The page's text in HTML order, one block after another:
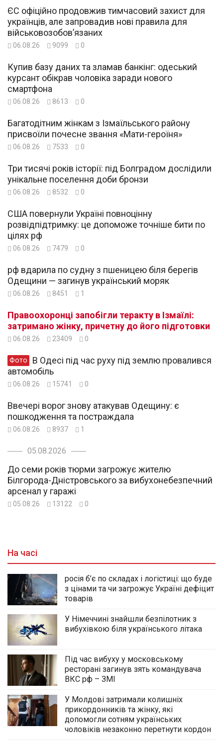
ЄС офіційно продовжив тимчасовий захист для
українців, але запровадив нові правила для
військовозобов’язаних
06.08.26 9099 0
Купив базу даних та зламав банкінг: одеський
курсант обікрав чоловіка заради нового
смартфона
06.08.26 8613 0
Багатодітним жінкам з Ізмаїльського району
присвоїли почесне звання «Мати-героїня»
06.08.26 7533 0
Три тисячі років історії: під Болградом дослідили
унікальне поселення доби бронзи
06.08.26 8532 0
США повернули Україні повноцінну
розвідпідтримку: це допоможе точніше бити по
цілях рф
06.08.26 7479 0
рф вдарила по судну з пшеницею біля берегів
Одещини — загинув український моряк
06.08.26 8451 1
Правоохоронці запобігли теракту в Ізмаїлі:
затримано жінку, причетну до його підготовки
06.08.26 23409 0
Фото
автомобіль
06.08.26 15741 0
Ввечері ворог знову атакував Одещину: є
пошкодження та постраждала
06.08.26 8937 1
05.08.2026
До семи років тюрми загрожує жителю
Білгорода-Дністровського за вибухонебезпечний
арсенал у гаражі
05.08.26 13122 0
На часі
росія б’є по складах і логістиці: що буде
з цінами та чи загрожує Україні дефіцит
товарів
У Німеччині знайшли безпілотник з
вибухівкою біля українського літака
Під час вибуху у московському
ресторані загинув зять командувача
ВКС рф – ЗМІ
У Молдові затримали колишніх
прикордонників та жінку, які
допомогли сотням українських
чоловіків незаконно перетнути кордон